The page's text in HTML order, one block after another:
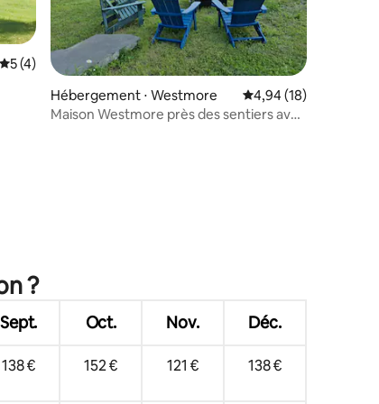
: 5 sur 5
Évaluation moyenne sur la base de 4 commentaires : 5 sur 5
5 (4)
Hébergement ⋅ Westmore Évaluation moyenne
4,94 (18)
Maison Westmore près des sentiers avec
?
Sept. Oct. Nov. Déc.
138 € 152 € 121 € 138 €